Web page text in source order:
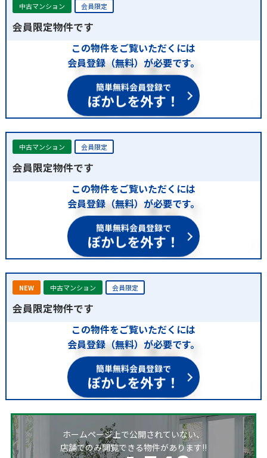
中古マンション 会員限定
会員限定物件です
この物件をご覧いただくには
会員登録（無料）が必要です。
簡単無料会員登録で
ぼかしを外す！
中古マンション 会員限定
会員限定物件です
この物件をご覧いただくには
会員登録（無料）が必要です。
簡単無料会員登録で
ぼかしを外す！
NEW 中古マンション 会員限定
会員限定物件です
この物件をご覧いただくには
会員登録（無料）が必要です。
簡単無料会員登録で
ぼかしを外す！
ホームページ上で公開されていない、
店舗でのみ閲覧できる物件があります!!